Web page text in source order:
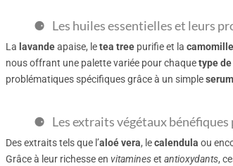
Les huiles essentielles et leurs
La lavandeapaise, letea treepurifie et la camomille
nous offrant une palette variée pour chaquetype
problématiques spécifiques grâce à un simple
Les extraits végétaux bénéfiques
Des extraits tels que l’aloé vera, lecalendula ou
Grâce à leur richesse en vitamineset antioxydants,